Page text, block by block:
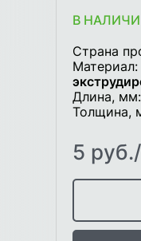
В
Страна
Материал:
Длина, мм:
Толщина,
5